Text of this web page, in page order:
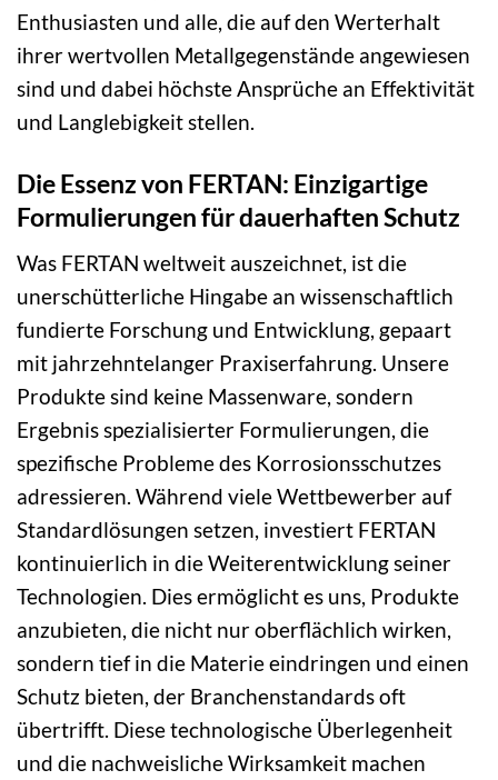
Enthusiasten und alle, die auf den Werterhalt
ihrer wertvollen Metallgegenstände angewiesen
sind und dabei höchste Ansprüche an Effektivität
und Langlebigkeit stellen.
Die Essenz von FERTAN: Einzigartige
Formulierungen für dauerhaften Schutz
Was FERTAN weltweit auszeichnet, ist die
unerschütterliche Hingabe an wissenschaftlich
fundierte Forschung und Entwicklung, gepaart
mit jahrzehntelanger Praxiserfahrung. Unsere
Produkte sind keine Massenware, sondern
Ergebnis spezialisierter Formulierungen, die
spezifische Probleme des Korrosionsschutzes
adressieren. Während viele Wettbewerber auf
Standardlösungen setzen, investiert FERTAN
kontinuierlich in die Weiterentwicklung seiner
Technologien. Dies ermöglicht es uns, Produkte
anzubieten, die nicht nur oberflächlich wirken,
sondern tief in die Materie eindringen und einen
Schutz bieten, der Branchenstandards oft
übertrifft. Diese technologische Überlegenheit
und die nachweisliche Wirksamkeit machen